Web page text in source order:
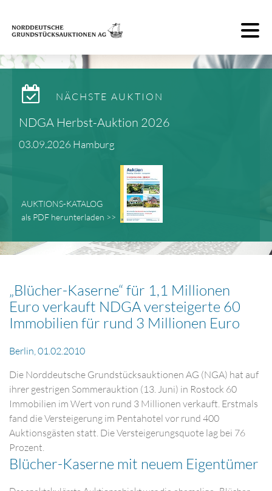
Toggle
NÄCHSTE AUKTION
NDGA Herbst-Auktion 2026
03.09.2026 Hamburg
AUKTIONS-KATALOG
als PDF herunterladen >>
„Blücher-Kaserne“ für 1,1 Millionen
Euro verkauft NDGA versteigerte 60
Immobilien für rund 3 Millionen Euro
Berlin, 01.02.2010
Die Norddeutsche Grundstücksauktionen AG (NGA) hat auf
ihrer gestrigen Sommerauktion (13. Juni) in Rostock 60
Immobilien im Wert von rund 3 Millionen verkauft. Erstmals
fand die Versteigerung im Pentahotel vor rund 400
Auktionsgästen statt. Die Versteigerungsquote lag bei 76
Prozent.
Blücher-Kaserne mit neuem Eigentümer